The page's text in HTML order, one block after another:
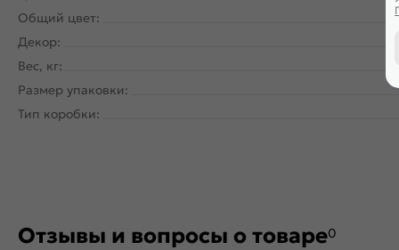
Общий цвет:
Декор:
Вес, кг:
Размер упаковки:
Тип коробки:
Отзывы и вопросы о товаре0